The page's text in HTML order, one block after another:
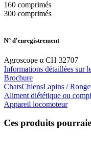
160 comprimés
300 comprimés
N° d'enregistrement
Agroscope α CH 32707
Informations détaillées sur
Brochure
ChatsChiensLapins /
Aliment diététique ou
Appareil locomoteur
Ces produits